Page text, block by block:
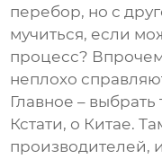
перебор, но с
мучиться, если
процесс?
неплохо
Главное –
Кстати, о Китае.
производителей,